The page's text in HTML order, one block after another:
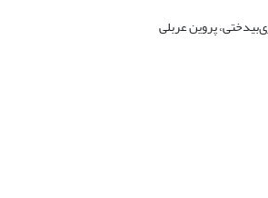
پروین عربلی